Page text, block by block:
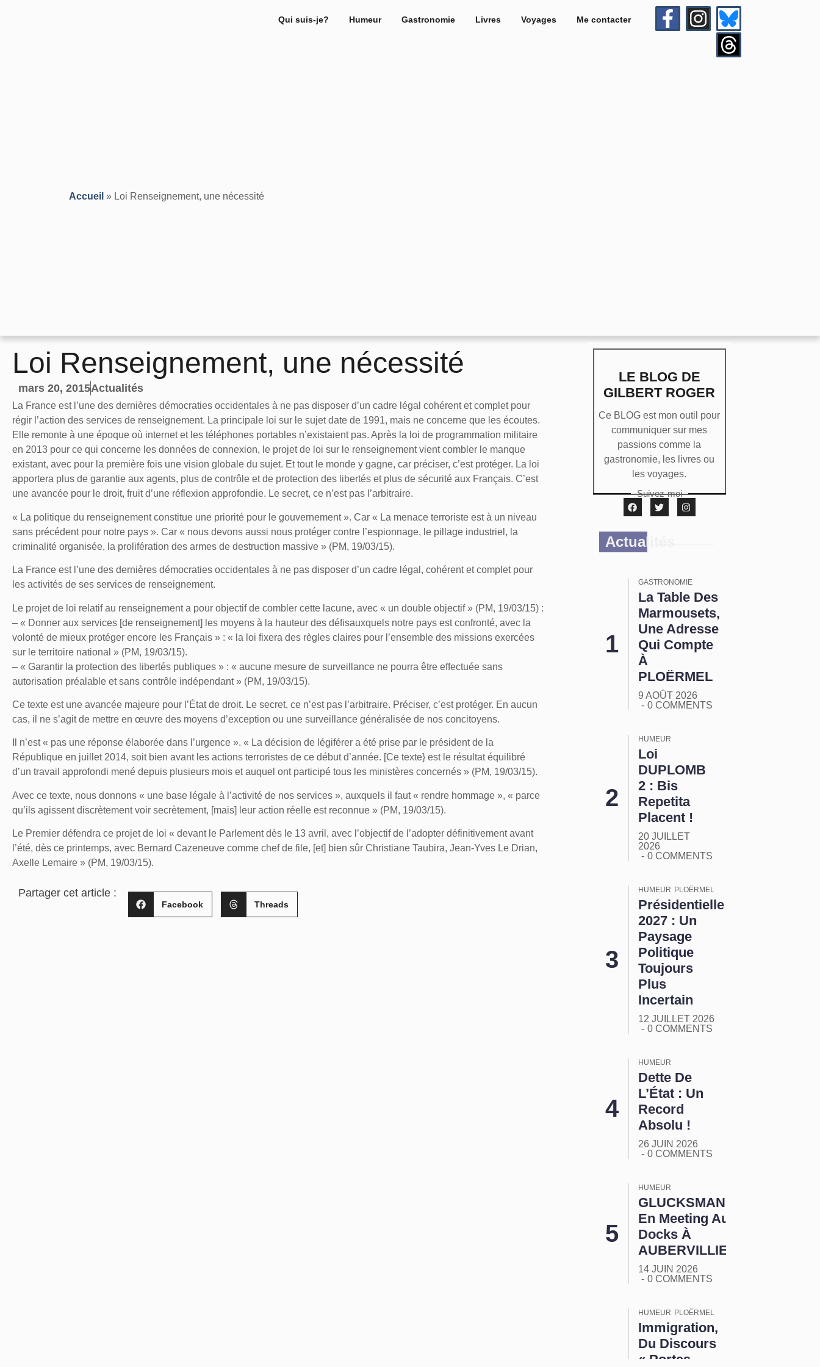
Qui suis-je? Humeur Gastronomie Livres Voyages Me contacter
Accueil » Loi Renseignement, une nécessité
Loi Renseignement, une nécessité
mars 20, 2015Actualités
La France est l’une des dernières démocraties occidentales à ne pas disposer d’un cadre légal cohérent et complet pour
régir l’action des services de renseignement. La principale loi sur le sujet date de 1991, mais ne concerne que les écoutes.
Elle remonte à une époque où internet et les téléphones portables n’existaient pas. Après la loi de programmation militaire
en 2013 pour ce qui concerne les données de connexion, le projet de loi sur le renseignement vient combler le manque
existant, avec pour la première fois une vision globale du sujet. Et tout le monde y gagne, car préciser, c’est protéger. La loi
apportera plus de garantie aux agents, plus de contrôle et de protection des libertés et plus de sécurité aux Français. C’est
une avancée pour le droit, fruit d’une réflexion approfondie. Le secret, ce n’est pas l’arbitraire.
« La politique du renseignement constitue une priorité pour le gouvernement ». Car « La menace terroriste est à un niveau
sans précédent pour notre pays ». Car « nous devons aussi nous protéger contre l’espionnage, le pillage industriel, la
criminalité organisée, la prolifération des armes de destruction massive » (PM, 19/03/15).
La France est l’une des dernières démocraties occidentales à ne pas disposer d’un cadre légal, cohérent et complet pour
les activités de ses services de renseignement.
Le projet de loi relatif au renseignement a pour objectif de combler cette lacune, avec « un double objectif » (PM, 19/03/15) :
– « Donner aux services [de renseignement] les moyens à la hauteur des défisauxquels notre pays est confronté, avec la
volonté de mieux protéger encore les Français » : « la loi fixera des règles claires pour l’ensemble des missions exercées
sur le territoire national » (PM, 19/03/15).
– « Garantir la protection des libertés publiques » : « aucune mesure de surveillance ne pourra être effectuée sans
autorisation préalable et sans contrôle indépendant » (PM, 19/03/15).
Ce texte est une avancée majeure pour l’État de droit. Le secret, ce n’est pas l’arbitraire. Préciser, c’est protéger. En aucun
cas, il ne s’agit de mettre en œuvre des moyens d’exception ou une surveillance généralisée de nos concitoyens.
Il n’est « pas une réponse élaborée dans l’urgence ». « La décision de légiférer a été prise par le président de la
République en juillet 2014, soit bien avant les actions terroristes de ce début d’année. [Ce texte} est le résultat équilibré
d’un travail approfondi mené depuis plusieurs mois et auquel ont participé tous les ministères concernés » (PM, 19/03/15).
Avec ce texte, nous donnons « une base légale à l’activité de nos services », auxquels il faut « rendre hommage », « parce
qu’ils agissent discrètement voir secrètement, [mais] leur action réelle est reconnue » (PM, 19/03/15).
Le Premier défendra ce projet de loi « devant le Parlement dès le 13 avril, avec l’objectif de l’adopter définitivement avant
l’été, dès ce printemps, avec Bernard Cazeneuve comme chef de file, [et] bien sûr Christiane Taubira, Jean-Yves Le Drian,
Axelle Lemaire » (PM, 19/03/15).
Partager cet article :
Facebook Threads
LE BLOG DE
GILBERT ROGER
Ce BLOG est mon outil pour
communiquer sur mes
passions comme la
gastronomie, les livres ou
les voyages.
Suivez-moi
Actualités
GASTRONOMIE
La Table Des
Marmousets,
Une Adresse
Qui Compte
À
PLOËRMEL
9 AOÛT 2026
0 COMMENTS
HUMEUR
Loi
DUPLOMB
2 : Bis
Repetita
Placent !
20 JUILLET
2026
0 COMMENTS
HUMEUR PLOËRMEL
Présidentielle
2027 : Un
Paysage
Politique
Toujours
Plus
Incertain
12 JUILLET 2026
0 COMMENTS
HUMEUR
Dette De
L’État : Un
Record
Absolu !
26 JUIN 2026
0 COMMENTS
HUMEUR
GLUCKSMANN
En Meeting Aux
Docks À
AUBERVILLIERS
14 JUIN 2026
0 COMMENTS
HUMEUR PLOËRMEL
Immigration,
Du Discours
« Portes